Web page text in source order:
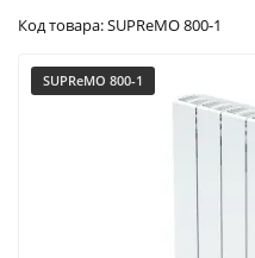
Код товара: SUPReMO 800-1
SUPReMO 800-1